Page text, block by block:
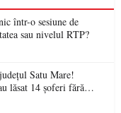
într-o sesiune de
sau nivelul RTP?
Satu Mare!
lăsat 14 șoferi fără